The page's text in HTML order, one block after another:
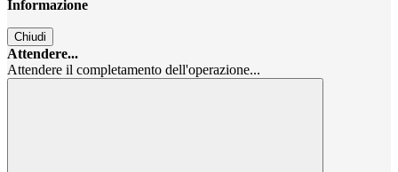
Informazione
Chiudi
Attendere...
Attendere il completamento dell'operazione...